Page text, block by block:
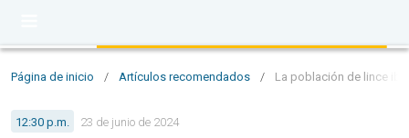
Página de inicio / Artículos recomendados / La población de lince
12:30 p.m. 23 de junio de 2024